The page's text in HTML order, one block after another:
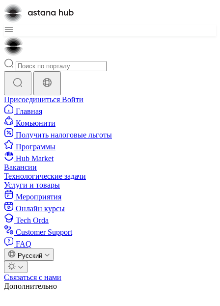
Присоединиться Войти
Главная
Комьюнити
Получить налоговые льготы
Программы
Hub Market
Вакансии
Технологические задачи
Услуги и товары
Мероприятия
Онлайн курсы
Tech Orda
Customer Support
FAQ
Русский
Связаться с нами
Дополнительно